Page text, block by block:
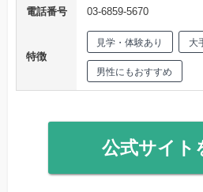
電話番号 03-6859-5670
特徴
見学・体験あり 大
男性にもおすすめ
公式サイト